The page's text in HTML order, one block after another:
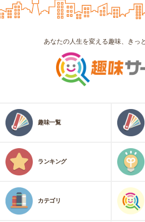
あなたの人生を変える趣味、きっ
趣味一覧
ランキング
カテゴリ